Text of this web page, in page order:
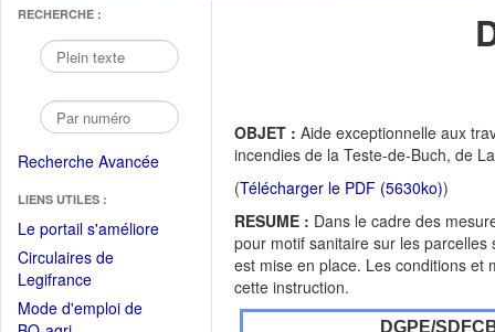
RECHERCHE :
Recherche Avancée
LIENS UTILES :
Le portail s'améliore(Fichier
Circulaires de
Legifrance(Ouvrir
dans
une
Mode d'emploi de
OBJET : Aide exceptionnelle aux
incendies de la Teste-de-Buch, de
(Télécharger le PDF (5630ko))
RESUME : Dans le cadre des
pour motif sanitaire sur les
est mise en place. Les conditions
cette instruction.
DGPE/